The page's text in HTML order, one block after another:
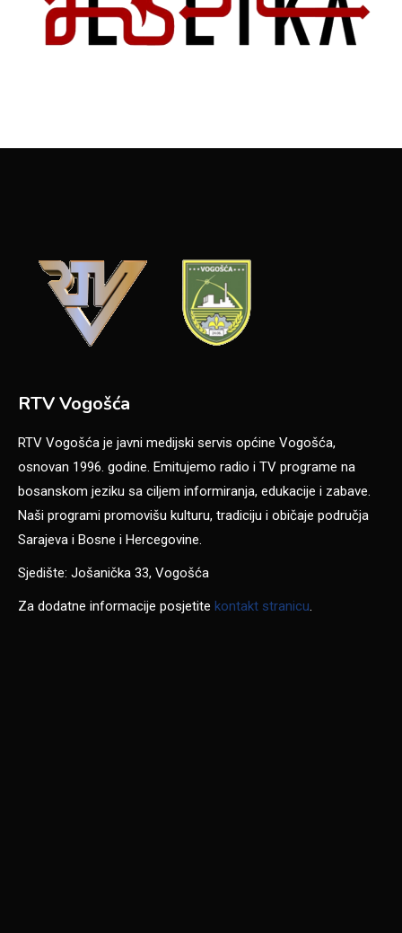
RTV Vogošća
RTV Vogošća je javni medijski servis općine Vogošća,
osnovan 1996. godine. Emitujemo radio i TV programe na
bosanskom jeziku sa ciljem informiranja, edukacije i zabave.
Naši programi promovišu kulturu, tradiciju i običaje područja
Sarajeva i Bosne i Hercegovine.
Sjedište: Jošanička 33, Vogošća
Za dodatne informacije posjetite kontakt stranicu.